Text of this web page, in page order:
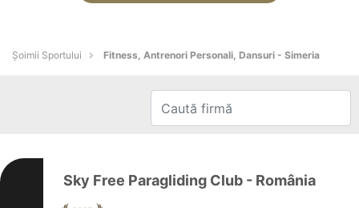
Șoimii Sportului Fitness, Antrenori Personali, Dansuri - Simeria
Sky Free Paragliding Club - România